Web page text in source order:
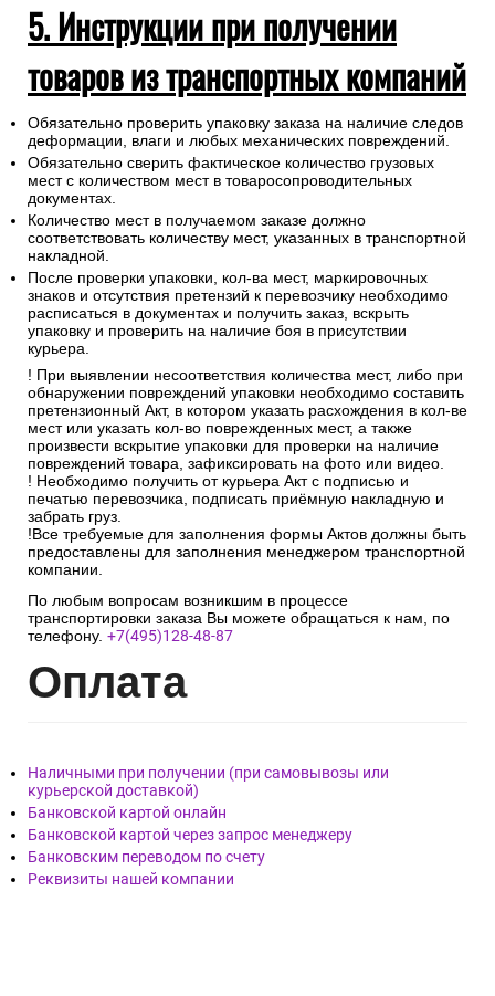
5. Инструкции при получении
товаров из транспортных компаний
Обязательно проверить упаковку заказа на наличие следов
деформации, влаги и любых механических повреждений.
Обязательно сверить фактическое количество грузовых
мест с количеством мест в товаросопроводительных
документах.
Количество мест в получаемом заказе должно
соответствовать количеству мест, указанных в транспортной
накладной.
После проверки упаковки, кол-ва мест, маркировочных
знаков и отсутствия претензий к перевозчику необходимо
расписаться в документах и получить заказ, вскрыть
упаковку и проверить на наличие боя в присутствии
курьера.
! При выявлении несоответствия количества мест, либо при
обнаружении повреждений упаковки необходимо составить
претензионный Акт, в котором указать расхождения в кол-ве
мест или указать кол-во поврежденных мест, а также
произвести вскрытие упаковки для проверки на наличие
повреждений товара, зафиксировать на фото или видео.
! Необходимо получить от курьера Акт с подписью и
печатью перевозчика, подписать приёмную накладную и
забрать груз.
!Все требуемые для заполнения формы Актов должны быть
предоставлены для заполнения менеджером транспортной
компании.
По любым вопросам возникшим в процессе
транспортировки заказа Вы можете обращаться к нам, по
телефону. +7(495)128-48-87
Оплата
Наличными при получении (при самовывозы или
курьерской доставкой)
Банковской картой онлайн
Банковской картой через запрос менеджеру
Банковским переводом по счету
Реквизиты нашей компании